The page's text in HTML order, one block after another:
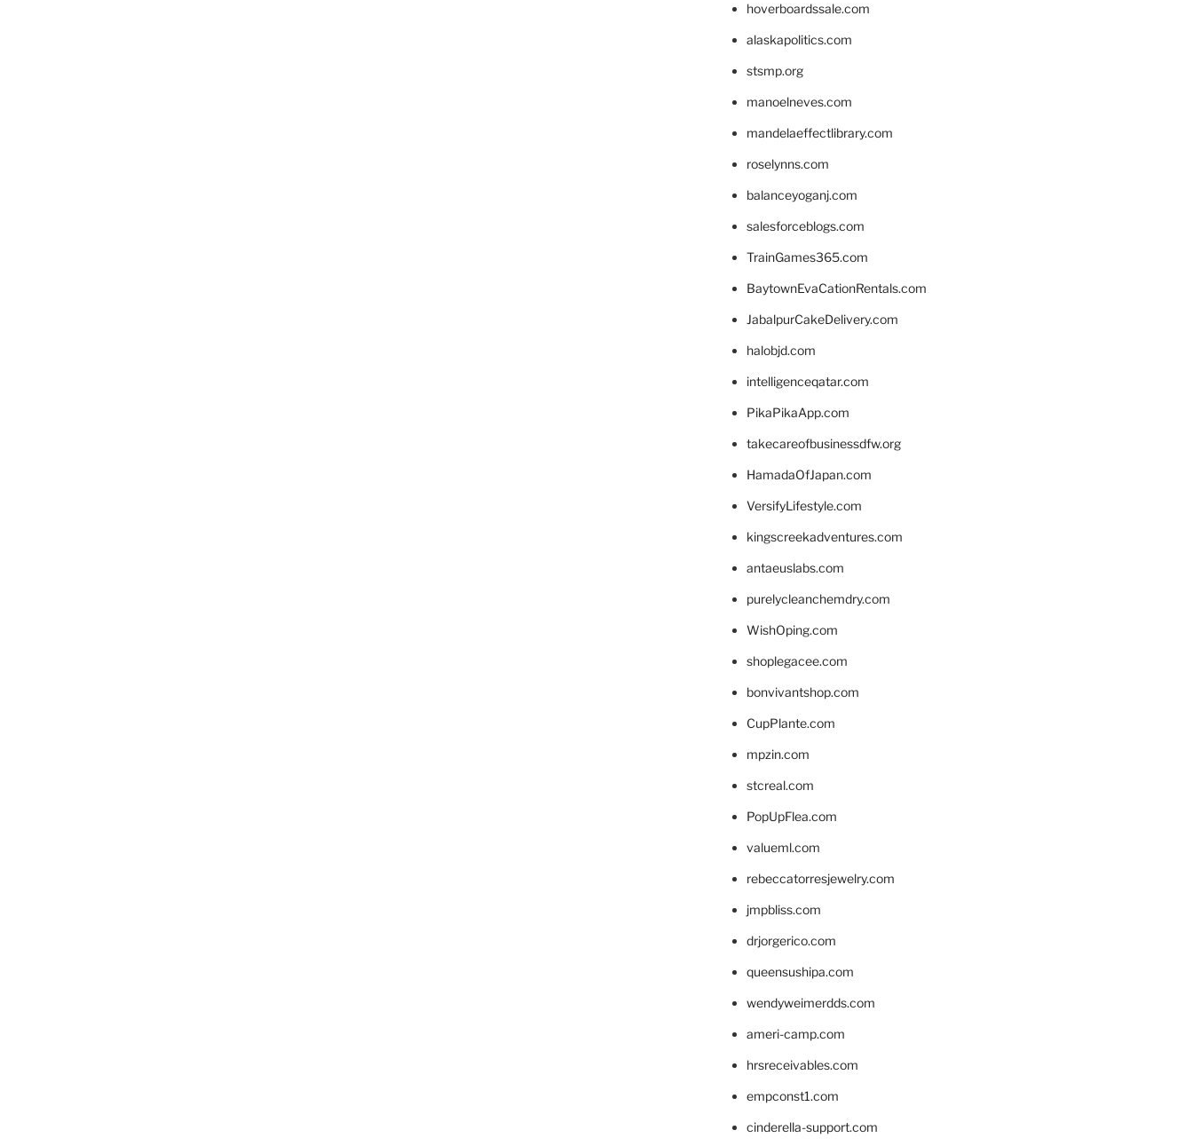
hoverboardssale.com
alaskapolitics.com
stsmp.org
manoelneves.com
mandelaeffectlibrary.com
roselynns.com
balanceyoganj.com
salesforceblogs.com
TrainGames365.com
BaytownEvaCationRentals.com
JabalpurCakeDelivery.com
halobjd.com
intelligenceqatar.com
PikaPikaApp.com
takecareofbusinessdfw.org
HamadaOfJapan.com
VersifyLifestyle.com
kingscreekadventures.com
antaeuslabs.com
purelycleanchemdry.com
WishOping.com
shoplegacee.com
bonvivantshop.com
CupPlante.com
mpzin.com
stcreal.com
PopUpFlea.com
valueml.com
rebeccatorresjewelry.com
jmpbliss.com
drjorgerico.com
queensushipa.com
wendyweimerdds.com
ameri-camp.com
hrsreceivables.com
empconst1.com
cinderella-support.com